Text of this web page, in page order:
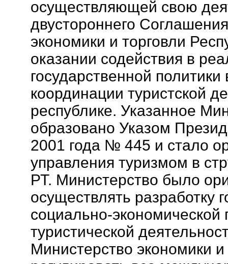
осуществляющей свою
двустороннего
экономики и торговли
оказании содействия в
государственной
координации туристской
республике. Указанное
образовано Указом
2001 года № 445 и стало
управления туризмом в
РТ. Министерство было
осуществлять разработку
социально-экономической
туристической
Министерство экономики и